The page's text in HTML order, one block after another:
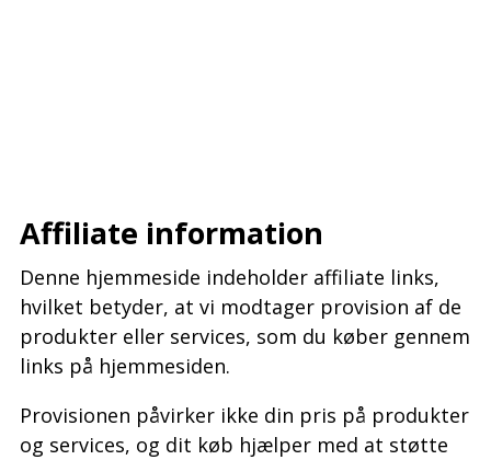
Affiliate information
Denne hjemmeside indeholder affiliate links,
hvilket betyder, at vi modtager provision af de
produkter eller services, som du køber gennem
links på hjemmesiden.
Provisionen påvirker ikke din pris på produkter
og services, og dit køb hjælper med at støtte